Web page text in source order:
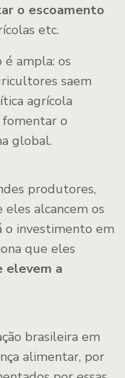
o escoamento
etc.
ampla: os
saem
agrícola
o
global.
produtores,
eles alcancem os
o investimento em
que eles
elevem a
brasileira em
alimentar, por